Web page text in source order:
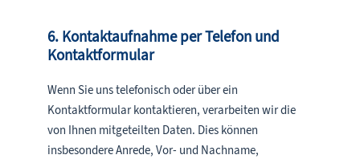
6. Kontaktaufnahme per Telefon und
Kontaktformular
Wenn Sie uns telefonisch oder über ein
Kontaktformular kontaktieren, verarbeiten wir die
von Ihnen mitgeteilten Daten. Dies können
insbesondere Anrede, Vor- und Nachname,